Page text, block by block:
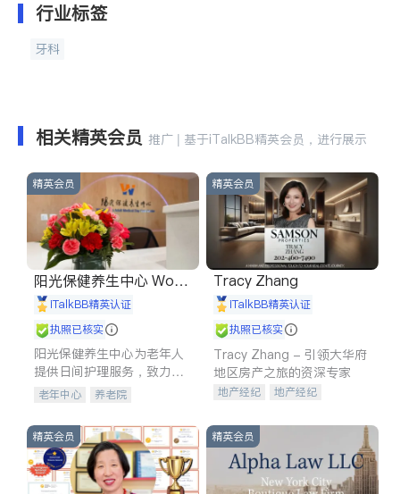
行业标签
牙科
相关精英会员 推广 | 基于iTalkBB精英会员，进行展示
精英会员
阳光保健养生中心 World
shine
iTalkBB精英认证
执照已核实
阳光保健养生中心为老年人
提供日间护理服务，致力于
通过持续的护理创新来有效
老年中心 养老院
精英会员
Tracy Zhang
iTalkBB精英认证
执照已核实
Tracy Zhang - 引领大华府
地区房产之旅的资深专家
地产经纪
地产经纪
商铺租售
精英会员 精英会员